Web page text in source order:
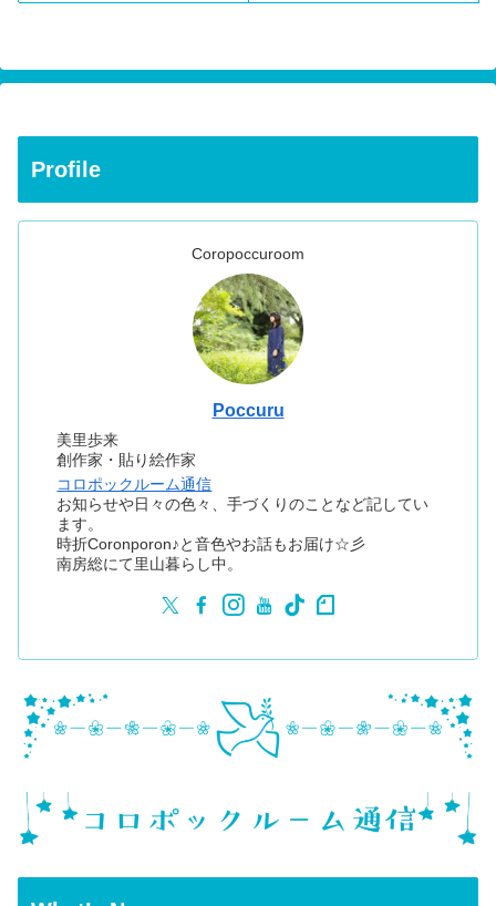
Profile
Coropoccuroom
Poccuru
美里歩来
創作家・貼り絵作家
コロポックルーム通信
お知らせや日々の色々、手づくりのことなど記してい
ます。
時折Coronporon♪と音色やお話もお届け☆彡
南房総にて里山暮らし中。